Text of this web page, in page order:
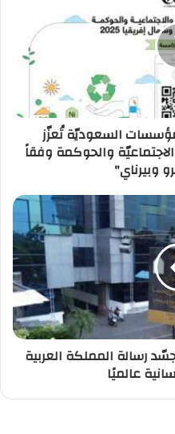
مع رؤية 2030 المؤسسات السعوديّة تُعزّز
والحوكمة وفقاً
وبيرناي"
رسالة المملكة العربية
عالميًا